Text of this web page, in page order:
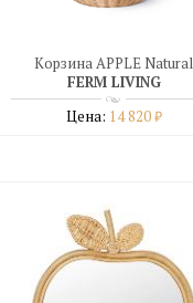
Корзина APPLE Natural
FERM LIVING
Цена: 14 820₽